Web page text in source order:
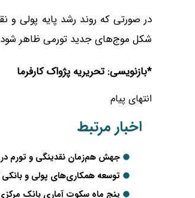
در صورتی که روند رشد پایه پولی و
شکل موج‌های جدید تورمی ظاهر
*بازنویسی: تحریریه پژواک کارفرما
انتهای پیام
اخبار مرتبط
جهش هم‌زمان نقدینگی و تورم در زمستان ۱۴۰۴؛ پول ۱۴,۶۴۰ همتی، پایه پولی ۵۴.۷
توسعه همکاری‌های پولی و
پنج ماه سکوت آماری بانک